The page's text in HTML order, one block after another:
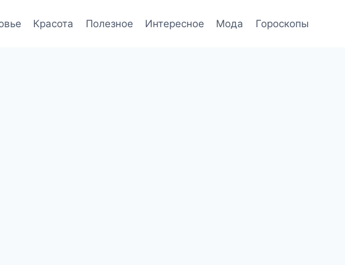
Красота Полезное Интересное Мода Гороскопы